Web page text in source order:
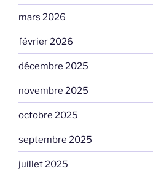
mars 2026
février 2026
décembre 2025
novembre 2025
octobre 2025
septembre 2025
juillet 2025